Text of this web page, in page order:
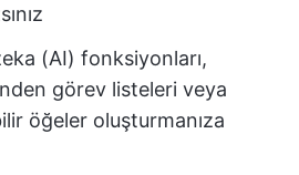
(AI) fonksiyonları,
görev listeleri veya
öğeler oluşturmanıza